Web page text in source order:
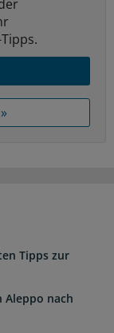
Tipps zur
Aleppo nach